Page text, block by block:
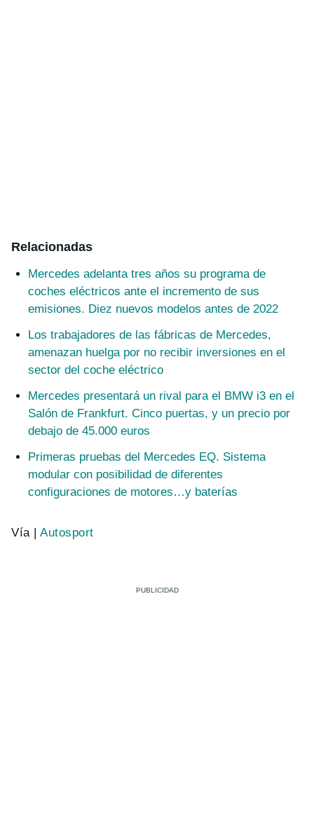
Relacionadas
Mercedes adelanta tres años su programa de
coches eléctricos ante el incremento de sus
emisiones. Diez nuevos modelos antes de 2022
Los trabajadores de las fábricas de Mercedes,
amenazan huelga por no recibir inversiones en el
sector del coche eléctrico
Mercedes presentará un rival para el BMW i3 en el
Salón de Frankfurt. Cinco puertas, y un precio por
debajo de 45.000 euros
Primeras pruebas del Mercedes EQ. Sistema
modular con posibilidad de diferentes
configuraciones de motores…y baterías
Vía | Autosport